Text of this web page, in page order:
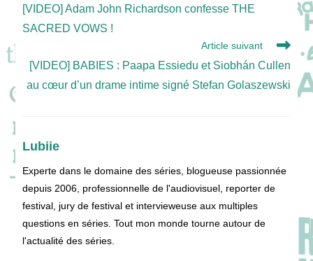
articles
[VIDEO] Adam John Richardson confesse THE
SACRED VOWS !
Article suivant
[VIDEO] BABIES : Paapa Essiedu et Siobhán Cullen
au cœur d’un drame intime signé Stefan Golaszewski
Lubiie
Experte dans le domaine des séries, blogueuse passionnée
depuis 2006, professionnelle de l'audiovisuel, reporter de
festival, jury de festival et intervieweuse aux multiples
questions en séries. Tout mon monde tourne autour de
l'actualité des séries.